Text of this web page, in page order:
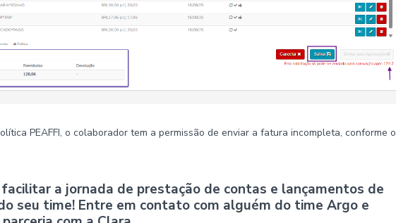
PEAFFI, o colaborador tem a permissão de enviar a fatura incompleta, conforme o
a jornada de prestação de contas e lançamentos de
seu time! Entre em contato com alguém do time Argo e